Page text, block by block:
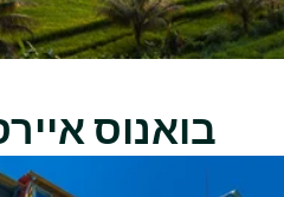
בואנוס